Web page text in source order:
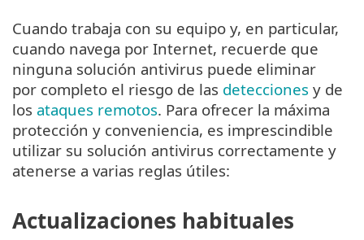
Cuando trabaja con su equipo y, en particular,
cuando navega por Internet, recuerde que
ninguna solución antivirus puede eliminar
por completo el riesgo de las detecciones y de
los ataques remotos. Para ofrecer la máxima
protección y conveniencia, es imprescindible
utilizar su solución antivirus correctamente y
atenerse a varias reglas útiles:
Actualizaciones habituales